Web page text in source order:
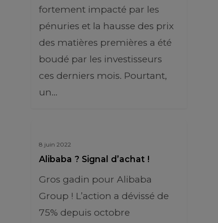
fortement impacté par les
pénuries et la hausse des prix
des matières premières a été
boudé par les investisseurs
ces derniers mois. Pourtant,
un…
8 juin 2022
Alibaba ? Signal d’achat !
Gros gadin pour Alibaba
Group ! L’action a dévissé de
75% depuis octobre